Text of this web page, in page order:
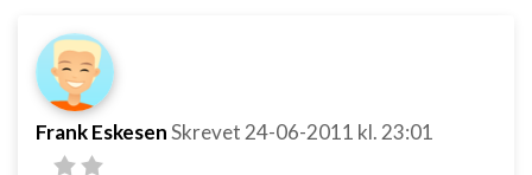
Frank EskesenSkrevet 24-06-2011 kl. 23:01